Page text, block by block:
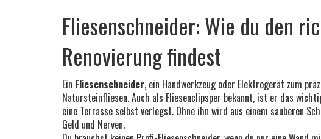
Fliesenschneider: Wie du den
Renovierung findest
Ein Fliesenschneider, ein Handwerkzeug oder Elektrogerät zum
Natursteinfliesen. Auch als Fliesenclipsper bekannt, ist er das
eine Terrasse selbst verlegst. Ohne ihn wird aus einem sauberen
Geld und Nerven.